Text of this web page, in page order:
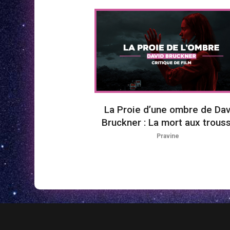
La Proie d’une ombre de
Bruckner : La mort aux
Pravine